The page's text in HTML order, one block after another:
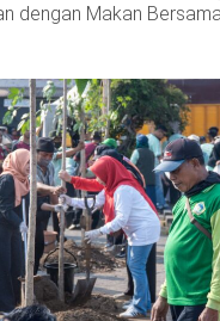
dengan Makan Bersama